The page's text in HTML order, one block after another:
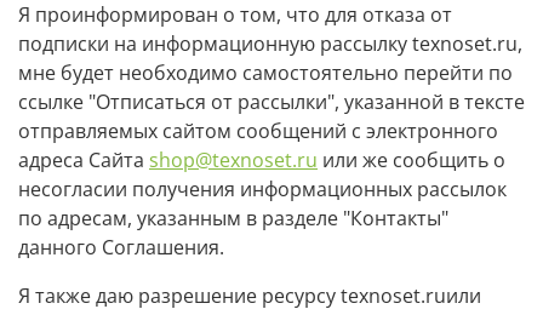
Я проинформирован о том, что для отказа от
подписки на информационную рассылку texnoset.ru,
мне будет необходимо самостоятельно перейти по
ссылке "Отписаться от рассылки", указанной в тексте
отправляемых сайтом сообщений с электронного
адреса Сайта shop@texnoset.ru или же сообщить о
несогласии получения информационных рассылок
по адресам, указанным в разделе "Контакты"
данного Соглашения.
Я также даю разрешение ресурсу texnoset.ruили